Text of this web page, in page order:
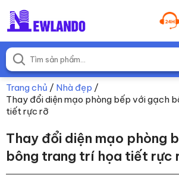
Trang chủ / Nhà đẹp /
Thay đổi diện mạo phòng bếp với gạch
tiết rực rỡ
Thay đổi diện mạo phòng
bông trang trí họa tiết rực